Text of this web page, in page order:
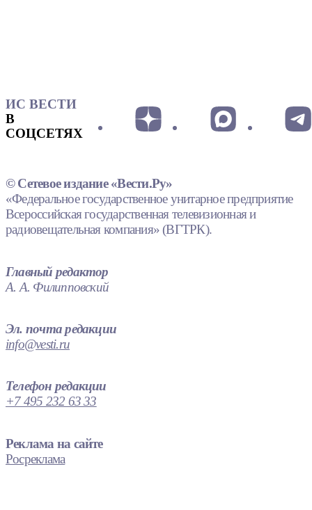
ИС ВЕСТИ
В
СОЦСЕТЯХ
© Сетевое издание «Вести.Ру»
«Федеральное государственное унитарное предприятие
Всероссийская государственная телевизионная и
радиовещательная компания» (ВГТРК).
Главный редактор
А. А. Филипповский
Эл. почта редакции
info@vesti.ru
Телефон редакции
+7 495 232 63 33
Реклама на сайте
Росреклама